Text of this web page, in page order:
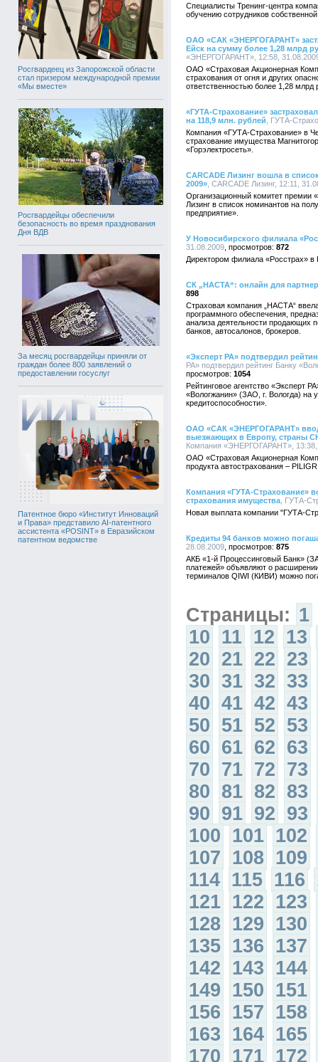
Росгвардеец из Запорожской области
стал призером международной премии
«Мы вместе»
Росгвардейцы обеспечили
безопасность во время празднования
Дня ВДВ
За месяц росгвардейцы приняли от
граждан более 800 заявлений о
предоставлении госуслуг
Патентное бюро «Институт Инноваций
и Права» представило AI-патентного
ассистента «POSINT» в Евразийском
патентном ведомстве
Cпециалисты Тренинг-центра
обучению сотрудников
ОАО «САК «ЭНЕРГОГАРАНТ»
Ейск на сумму более 1,28 млрд
«ЭНЕРГОГАРАНТ», 12:58,
ОАО «Страховая Акционерная
страхования от огня и других
ответственностью более 1,28 млрд
«ГУТА-Страхование»
на 118,9 млн. рублей , ГУТА-
Компания «ГУТА-Страхование» в
страхование имущества
«Горэлектросеть».
CARCADE Лизинг вошла в
2009» , CARCADE Лизинг, 12:11,
Организационный комитет премии
Лизинг в список номинантов на
предприятие».
У Новосибирского филиала
31.08.2009
872
Директором филиала «Росстрах»
СК „НАСТА“: онлайн для
898
Страховая компания „НАСТА“
программного обеспечения,
анализа деятельности продающих
банков, автосалонов, брокеров.
«Эксперт РА» подтвердил
РА» подтвердил рейтинг Банку
1054
Рейтинговое агентство «Эксперт
«Вологжанин» (ЗАО, г. Вологда)
кредитоспособности».
ОАО «САК «ЭНЕРГОГАРАНТ»
выезжающих в Европу, страны
Компания «ЭНЕРГОГАРАНТ», 13:38,
ОАО «Страховая Акционерная
продукта автострахования –
Компания «ГУТА-Страхование»
страхования имущества , ГУТА-
Новая выплата компании "ГУТА-
Кредиты 94 банков можно
28.08.2009
875
АКБ «1-й Процессинговый Банк»
платежей» объявляют о
терминалов QIWI (КИВИ) можно
Страницы: 1
10 11 12 13
20 21 22 23
30 31 32 33
40 41 42 43
50 51 52 53
60 61 62 63
70 71 72 73
80 81 82 83
90 91 92 93
100 101 102
107 108 109
114 115 116
121 122 123
128 129 130
135 136 137
142 143 144
149 150 151
156 157 158
163 164 165
170 171 172